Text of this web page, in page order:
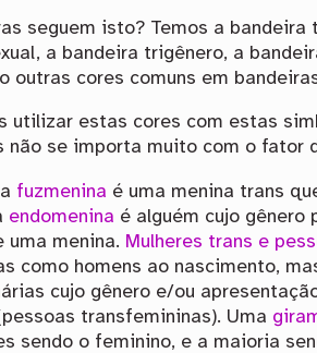
seguem isto? Temos a bandeira
a bandeira trigênero, a
outras cores comuns em
utilizar estas cores com estas
não se importa muito com o fator
fuzmenina é uma menina trans
endomenina é alguém cujo gênero
uma menina. Mulheres trans e
como homens ao nascimento,
cujo gênero e/ou
transfemininas). Uma
sendo o feminino, e a maioria